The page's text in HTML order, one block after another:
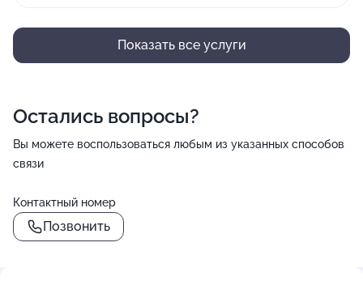
Показать все услуги
Остались вопросы?
Вы можете воспользоваться любым из указанных способов
связи
Контактный номер
Позвонить